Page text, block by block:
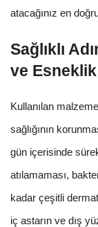
atacağınız en
Sağlıklı
ve
Kullanılan
sağlığının
gün içerisinde
atılamaması,
kadar çeşitli
iç astarın ve dış